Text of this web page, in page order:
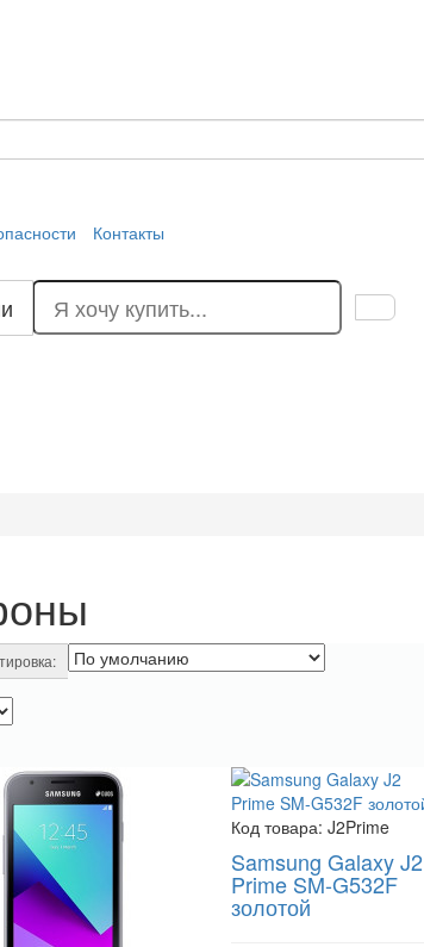
Контакты
Код товара: J2Prime
Samsung Galaxy J2
Prime SM-G532F
золотой